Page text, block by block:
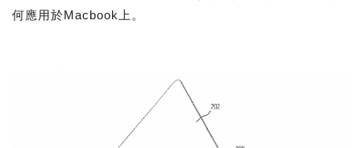
何應用於Macbook上。